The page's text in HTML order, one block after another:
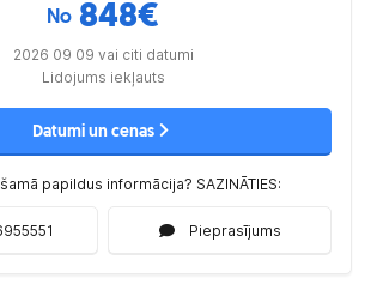
No 848€
2026 09 09 vai citi datumi
Lidojums iekļauts
Datumi un cenas
papildus informācija? SAZINĀTIES:
Pieprasījums